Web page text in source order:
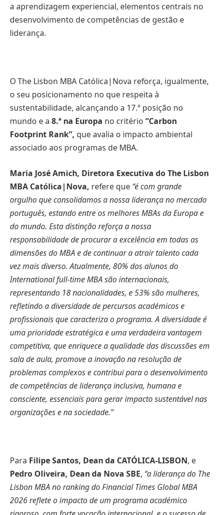
a aprendizagem experiencial, elementos centrais no
desenvolvimento de competências de gestão e
liderança.
O The Lisbon MBA Católica|Nova reforça, igualmente,
o seu posicionamento no que respeita à
sustentabilidade, alcançando a 17.ª posição no
mundo e a 8.ª na Europa no critério “Carbon
Footprint Rank”, que avalia o impacto ambiental
associado aos programas de MBA.
Maria José Amich, Diretora Executiva do The Lisbon
MBA Católica|Nova, refere que “é com grande
orgulho que consolidamos a nossa liderança no mercado
português, estando entre os melhores MBAs da Europa e
do mundo. Esta distinção reforça a nossa
responsabilidade de procurar a excelência em todas as
dimensões do MBA e de continuar a atrair talento cada
vez mais diverso. Atualmente, 80% dos alunos do
International full-time MBA são internacionais,
representando 18 nacionalidades, e 53% são mulheres,
refletindo a diversidade de percursos académicos e
profissionais que caracteriza o programa. A diversidade é
uma prioridade estratégica e uma verdadeira vantagem
competitiva, que enriquece a qualidade das discussões em
sala de aula, promove a inovação na resolução de
problemas complexos e contribui para o desenvolvimento
de competências de liderança inclusiva, humana e
consciente, essenciais para gerar impacto sustentável nas
organizações e na sociedade.”
Para Filipe Santos, Dean da CATÓLICA-LISBON, e
Pedro Oliveira, Dean da Nova SBE, “a liderança do The
Lisbon MBA no ranking do Financial Times Global MBA
2026 reflete o impacto de um programa académico